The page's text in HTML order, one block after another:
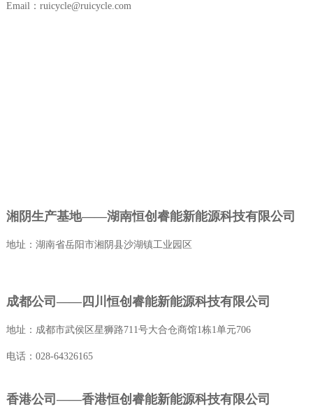
Email：ruicycle@ruicycle.com
湘阴生产基地——湖南恒创睿能新能源科技有限公司
地址：湖南省岳阳市湘阴县沙湖镇工业园区
成都公司——四川恒创睿能新能源科技有限公司
地址：成都市武侯区星狮路711号大合仓商馆1栋1单元706
电话：028-64326165
香港公司——香港恒创睿能新能源科技有限公司